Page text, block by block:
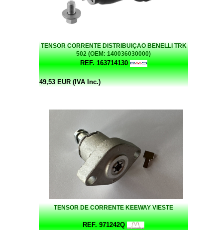
TENSOR CORRENTE DISTRIBUIÇAO BENELLI TRK
502 (OEM: 140036030000)
REF. 163714130
49,53 EUR (IVA Inc.)
TENSOR DE CORRENTE KEEWAY VIESTE
REF. 971242Q